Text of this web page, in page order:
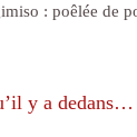
: poêlée de
y a dedans…